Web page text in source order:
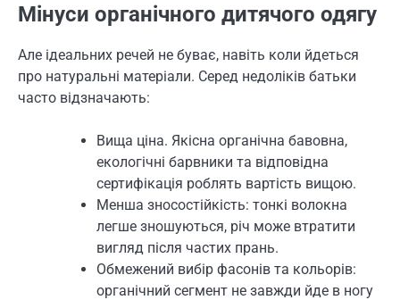
Мінуси органічного дитячого одягу
Але ідеальних речей не буває, навіть коли йдеться
про натуральні матеріали. Серед недоліків батьки
часто відзначають:
Вища ціна. Якісна органічна бавовна,
екологічні барвники та відповідна
сертифікація роблять вартість вищою.
Менша зносостійкість: тонкі волокна
легше зношуються, річ може втратити
вигляд після частих прань.
Обмежений вибір фасонів та кольорів:
органічний сегмент не завжди йде в ногу